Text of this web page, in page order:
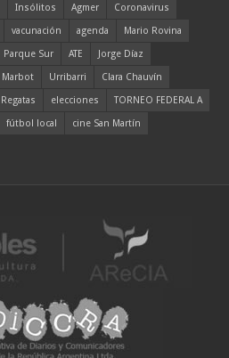
Insólitos Agmer
Coronavirus
vacunación agenda
Mario Rovina
Parque Sur ATE
Jorge Díaz
Marbot Urribarri
Clara Chauvín
Regatas elecciones
TORNEO FEDERAL A
fútbol local cine San Martín